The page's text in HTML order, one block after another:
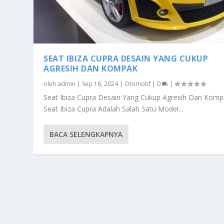
SEAT IBIZA CUPRA DESAIN YANG CUKUP
AGRESIH DAN KOMPAK
oleh admin | Sep 18, 2024| Otomotif | 0 |
Seat Ibiza Cupra Desain Yang Cukup Agresih Dan
Seat Ibiza Cupra Adalah Salah Satu Model...
BACA SELENGKAPNYA